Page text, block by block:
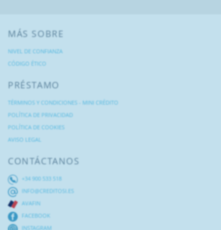
MÁS SOBRE
NIVEL DE CONFIANZA
CÓDIGO ÉTICO
PRÉSTAMO
TÉRMINOS Y CONDICIONES - MINI CRÉDITO
POLÍTICA DE PRIVACIDAD
POLÍTICA DE COOKIES
AVISO LEGAL
CONTÁCTANOS
+34 900 533 518
INFO@CREDITOSI.ES
AVAFIN
FACEBOOK
INSTAGRAM